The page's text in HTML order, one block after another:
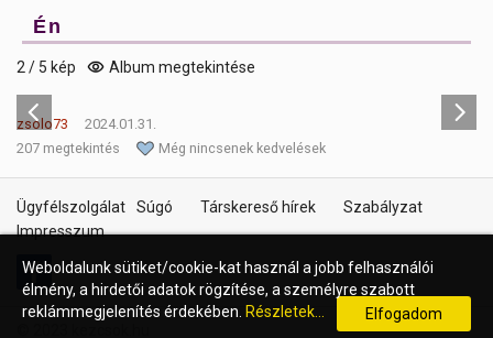
Én
2 / 5 kép Album megtekintése
zsolo73
2024.01.31.
207 megtekintés
Még nincsenek kedvelések
Ügyfélszolgálat Súgó Társkereső hírek
Szabályzat
Impresszum
Weboldalunk sütiket/cookie-kat használ a jobb felhasználói
élmény, a hirdetői adatok rögzítése, a személyre szabott
reklámmegjelenítés érdekében. Részletek... Elfogadom